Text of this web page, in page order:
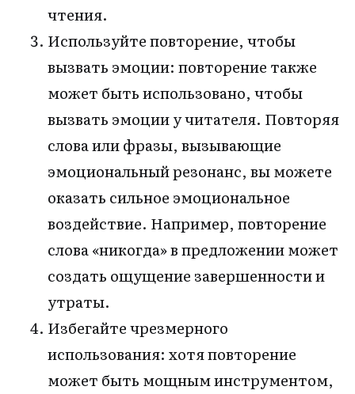
чтения.
Используйте повторение, чтобы
вызвать эмоции: повторение также
может быть использовано, чтобы
вызвать эмоции у читателя. Повторяя
слова или фразы, вызывающие
эмоциональный резонанс, вы можете
оказать сильное эмоциональное
воздействие. Например, повторение
слова «никогда» в предложении может
создать ощущение завершенности и
утраты.
Избегайте чрезмерного
использования: хотя повторение
может быть мощным инструментом,